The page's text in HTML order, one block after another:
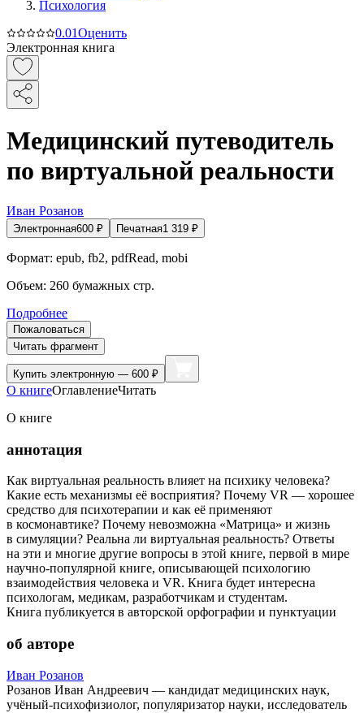
Психология
0.01Оценить
Электронная книга
Медицинский путеводитель
по виртуальной реальности
Иван Розанов
Электронная600 ₽ Печатная1 319 ₽
Формат: epub, fb2, pdfRead, mobi
Объем: 260 бумажных стр.
Подробнее
Пожаловаться
Читать фрагмент
Купить электронную — 600 ₽
О книгеОглавлениеЧитать
О книге
аннотация
Как виртуальная реальность влияет на психику человека?
Какие есть механизмы её восприятия? Почему VR — хорошее
средство для психотерапии и как её применяют
в космонавтике? Почему невозможна «Матрица» и жизнь
в симуляции? Реальна ли виртуальная реальность? Ответы
на эти и многие другие вопросы в этой книге, первой в мире
научно-популярной книге, описывающей психологию
взаимодействия человека и VR. Книга будет интересна
психологам, медикам, разработчикам и студентам.
Книга публикуется в авторской орфографии и пунктуации
об авторе
Иван Розанов
Розанов Иван Андреевич — кандидат медицинских наук,
учёный-психофизиолог, популяризатор науки, исследователь